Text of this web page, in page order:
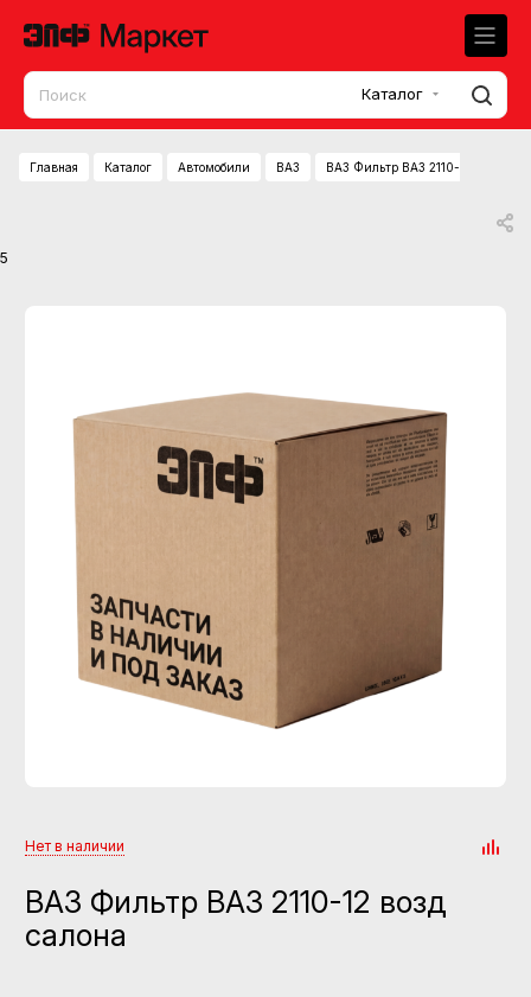
Каталог
Главная Каталог Автомобили ВАЗ ВАЗ Фильтр ВАЗ 2110-12 возд
5
Нет в наличии
ВАЗ Фильтр ВАЗ 2110-12 возд
салона